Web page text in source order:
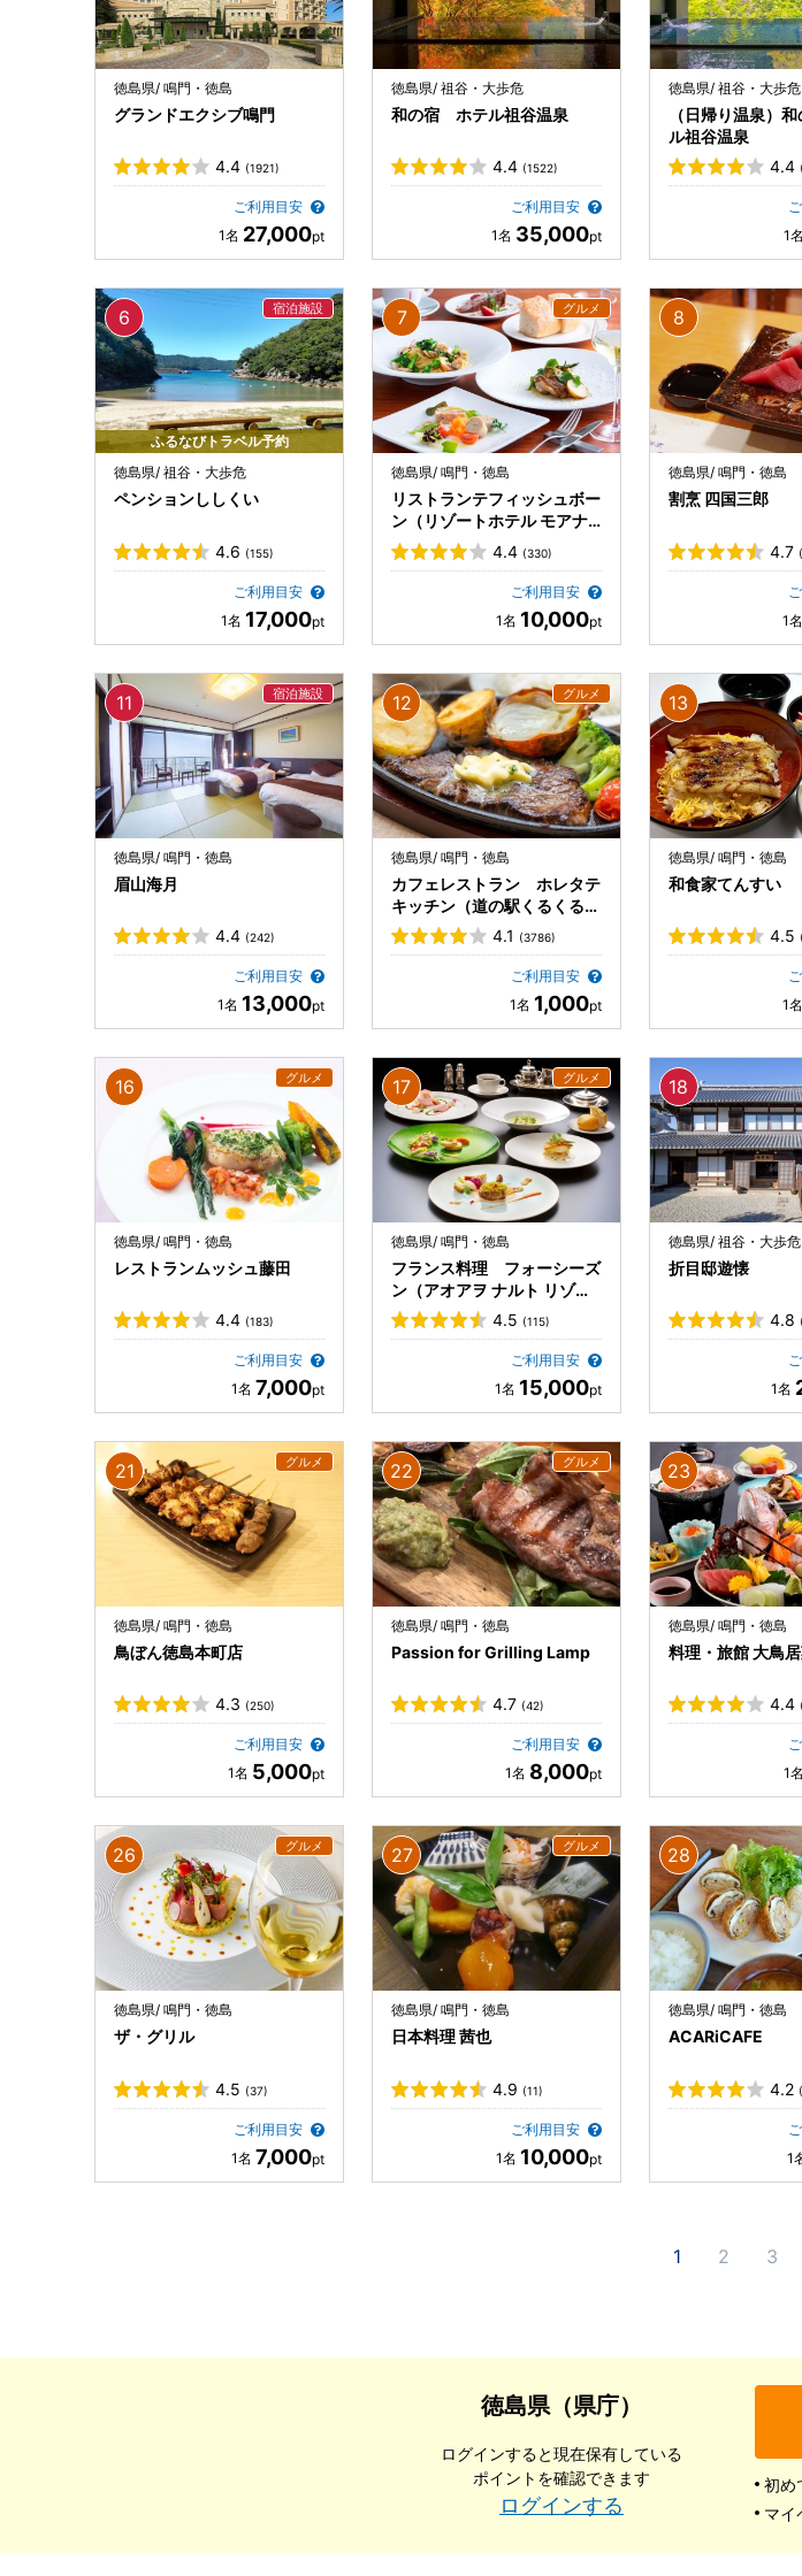
徳島県/ 鳴門・徳島
グランドエクシブ鳴門
4.4 (1921)
ご利用目安
27,000
徳島県/ 祖谷・大歩危
和の宿 ホテル祖谷温泉
4.4 (1522)
ご利用目安
35,000
徳島県/ 祖谷・大歩危
（日帰り温泉）
ル祖谷温泉
4.4
ふるなびトラベル予約
徳島県/ 祖谷・大歩危
ペンションししくい
4.6 (155)
ご利用目安
17,000
徳島県/ 鳴門・徳島
リストランテフィッシュボー
ン（リゾートホテル モアナ
コースト内）
4.4 (330)
ご利用目安
10,000
徳島県/ 鳴門・徳島
割烹 四国三郎
4.7
徳島県/ 鳴門・徳島
眉山海月
4.4 (242)
ご利用目安
13,000
徳島県/ 鳴門・徳島
カフェレストラン ホレタテ
キッチン（道の駅くるくる鳴
門）
4.1 (3786)
ご利用目安
1,000
徳島県/ 鳴門・徳島
和食家てんすい
4.5
徳島県/ 鳴門・徳島
レストランムッシュ藤田
4.4 (183)
ご利用目安
7,000
徳島県/ 鳴門・徳島
フランス料理 フォーシーズ
ン（アオアヲ ナルト リゾー
ト内）
4.5 (115)
ご利用目安
15,000
徳島県/ 祖谷・大歩危
折目邸遊懐
4.8
徳島県/ 鳴門・徳島
鳥ぼん徳島本町店
4.3 (250)
ご利用目安
5,000
徳島県/ 鳴門・徳島
Passion for Grilling Lamp
4.7 (42)
ご利用目安
8,000
徳島県/ 鳴門・徳島
料理・旅館 大鳥
4.4
徳島県/ 鳴門・徳島
ザ・グリル
4.5 (37)
ご利用目安
7,000
徳島県/ 鳴門・徳島
日本料理 茜也
4.9 (11)
ご利用目安
10,000
徳島県/ 鳴門・徳島
ACARiCAFE
4.2
1 2 3
徳島県（県庁）
ログインすると現在保有している
ポイントを確認できます
ログインする
初め
マイ